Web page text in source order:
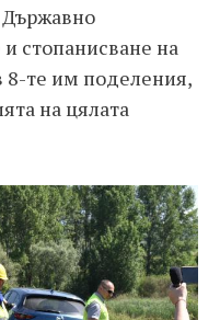
Държавно
стопанисване на
8-те им поделения,
на цялата